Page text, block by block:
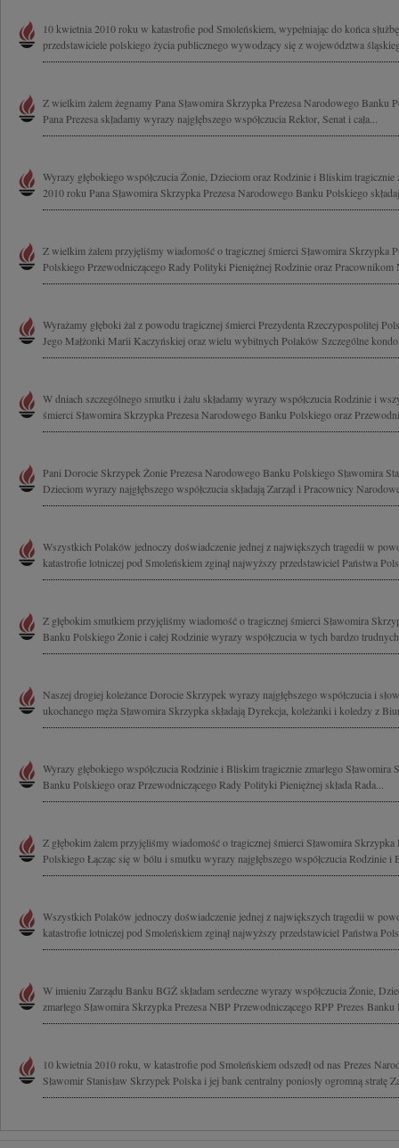
10 kwietnia 2010 roku w katastrofie pod Smoleńskiem, wypełniając do końca
przedstawiciele polskiego życia publicznego wywodzący się z województwa
Z wielkim żalem żegnamy Pana Sławomira Skrzypka Prezesa Narodowego Banku
Pana Prezesa składamy wyrazy najgłębszego współczucia Rektor, Senat i cała...
Wyrazy głębokiego współczucia Żonie, Dzieciom oraz Rodzinie i Bliskim
2010 roku Pana Sławomira Skrzypka Prezesa Narodowego Banku Polskiego
Z wielkim żalem przyjęliśmy wiadomość o tragicznej śmierci Sławomira Skrzypka
Polskiego Przewodniczącego Rady Polityki Pieniężnej Rodzinie oraz
Wyrażamy głęboki żal z powodu tragicznej śmierci Prezydenta Rzeczypospolitej
Jego Małżonki Marii Kaczyńskiej oraz wielu wybitnych Polaków Szczególne
W dniach szczególnego smutku i żalu składamy wyrazy współczucia Rodzinie i
śmierci Sławomira Skrzypka Prezesa Narodowego Banku Polskiego oraz
Pani Dorocie Skrzypek Żonie Prezesa Narodowego Banku Polskiego Sławomira
Dzieciom wyrazy najgłębszego współczucia składają Zarząd i Pracownicy
Wszystkich Polaków jednoczy doświadczenie jednej z największych tragedii w
katastrofie lotniczej pod Smoleńskiem zginął najwyższy przedstawiciel Państwa
Z głębokim smutkiem przyjęliśmy wiadomość o tragicznej śmierci Sławomira
Banku Polskiego Żonie i całej Rodzinie wyrazy współczucia w tych bardzo
Naszej drogiej koleżance Dorocie Skrzypek wyrazy najgłębszego współczucia i
ukochanego męża Sławomira Skrzypka składają Dyrekcja, koleżanki i koledzy z
Wyrazy głębokiego współczucia Rodzinie i Bliskim tragicznie zmarłego Sławomira
Banku Polskiego oraz Przewodniczącego Rady Polityki Pieniężnej składa Rada...
Z głębokim żalem przyjęliśmy wiadomość o tragicznej śmierci Sławomira
Polskiego Łącząc się w bólu i smutku wyrazy najgłębszego współczucia Rodzinie i
Wszystkich Polaków jednoczy doświadczenie jednej z największych tragedii w
katastrofie lotniczej pod Smoleńskiem zginął najwyższy przedstawiciel Państwa
W imieniu Zarządu Banku BGŻ składam serdeczne wyrazy współczucia Żonie,
zmarłego Sławomira Skrzypka Prezesa NBP Przewodniczącego RPP Prezes
10 kwietnia 2010 roku, w katastrofie pod Smoleńskiem odszedł od nas Prezes
Sławomir Stanisław Skrzypek Polska i jej bank centralny poniosły ogromną stratę